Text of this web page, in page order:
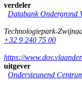
verdeler
Databank Ondergrond
Technologiepark-
+32 9 240 75 00
https://
uitgever
Ondersteunend